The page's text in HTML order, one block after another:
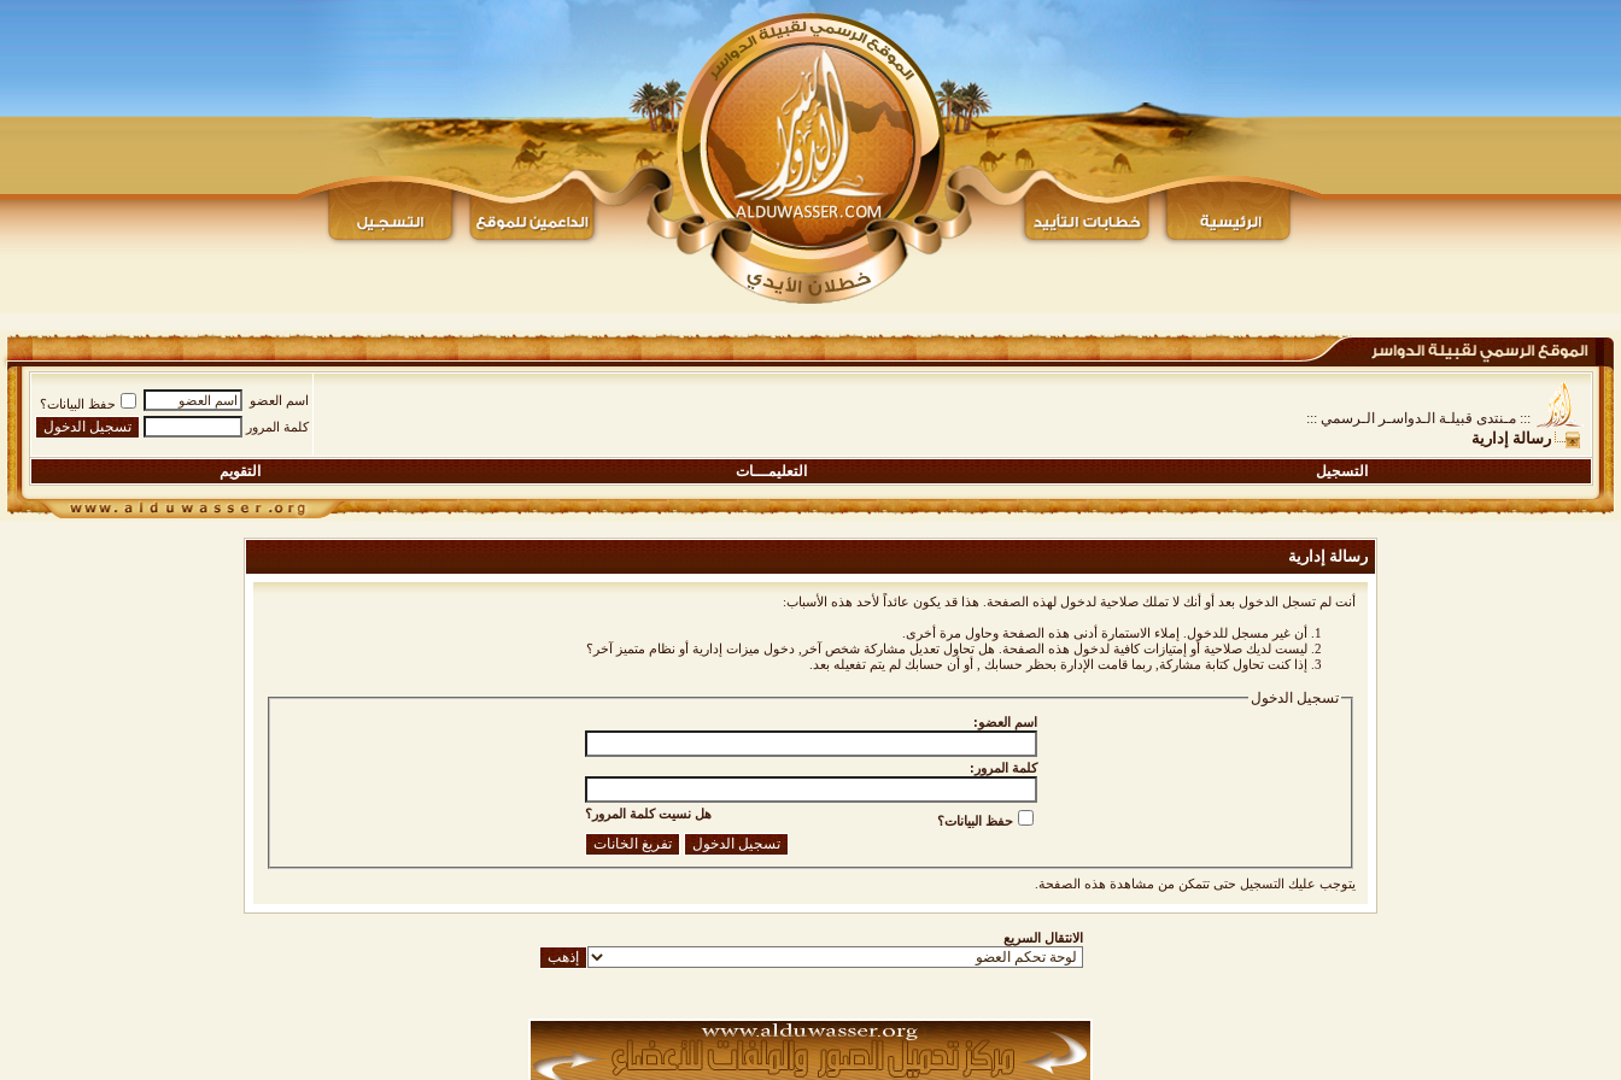
::: مـنتدى قبيلـة الـدواسـر الـرسمي :::
رسالة إدارية
اسم العضو
حفظ البيانات؟
كلمة المرور
التسجيل التعليمـــات التقويم
رسالة إدارية
أنت لم تسجل الدخول بعد أو أنك لا تملك صلاحية لدخول لهذه الصفحة. هذا قد يكون عائداً لأحد هذه الأسباب:
أن غير مسجل للدخول. إملاء الاستمارة أدنى هذه الصفحة وحاول مرة أخرى.
ليست لديك صلاحية أو إمتيازات كافية لدخول هذه الصفحة. هل تحاول تعديل مشاركة شخص آخر, دخول ميزات إدارية أو نظام متميز آخر؟
إذا كنت تحاول كتابة مشاركة, ربما قامت الإدارة بحظر حسابك , أو أن حسابك لم يتم تفعيله بعد.
تسجيل الدخول
اسم العضو:
كلمة المرور:
هل نسيت كلمة المرور؟ حفظ البيانات؟
يتوجب عليك التسجيل حتى تتمكن من مشاهدة هذه الصفحة.
الانتقال السريع